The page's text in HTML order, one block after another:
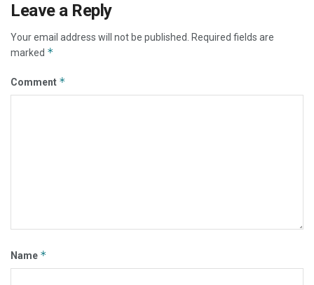
Leave a Reply
Your email address will not be published. Required fields are
marked *
Comment *
Name *